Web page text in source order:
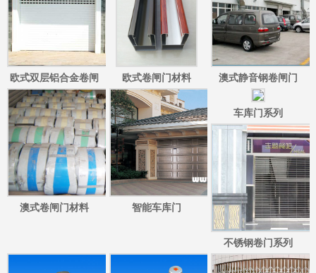
欧式双层铝合金卷闸
门/欧式彩钢双层卷闸
门
欧式卷闸门材料 澳式静音钢卷闸门
澳式卷闸门材料 智能车库门
车库门系列
不锈钢卷门系列